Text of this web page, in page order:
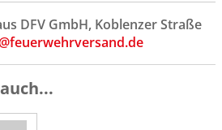
DFV GmbH, Koblenzer Straße